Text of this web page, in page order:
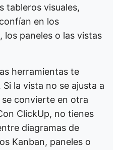
tableros visuales,
en los
los paneles o las vistas
herramientas te
la vista no se ajusta a
convierte en otra
ClickUp, no tienes
diagramas de
Kanban, paneles o